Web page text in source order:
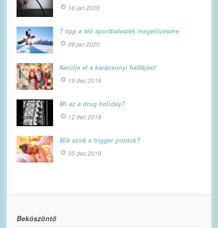
16 jan 2020
7 tipp a téli sportbalestek megelőzésére
09 jan 2020
Kerülje el a karácsonyi hátfájást!
19 dec 2019
Mi az a drug holiday?
12 dec 2019
Mik azok a trigger pontok?
05 dec 2019
Beköszöntő